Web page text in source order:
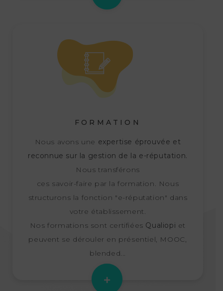
FORMATION
Nous avons une expertise éprouvée et
reconnue sur la gestion de la e-réputation.
Nous transférons
ces savoir-faire par la formation. Nous
structurons la fonction "e-réputation" dans
votre établissement.
Nos formations sont certifiées Qualiopi et
peuvent se dérouler en présentiel, MOOC,
blended...